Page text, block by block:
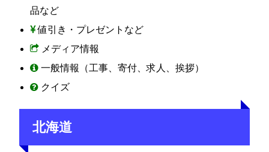
品など
値引き・プレゼントなど
メディア情報
一般情報（工事、寄付、求人、挨拶）
クイズ
北海道